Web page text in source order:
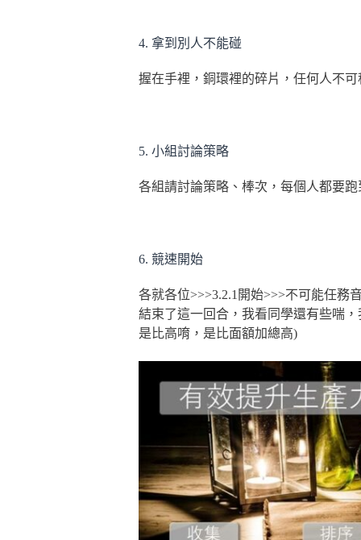
4. 拿到別人不能碰
握在手裡，銅環裡的碎片，任何人不可
5. 小組討論策略
各組請討論策略、棒次，每個人都要
6. 競速開始
各就各位>>>3.2.1開始>>>不可能任務
結束了這一回合，我看同學還有些喘
是比高唷，是比面額加總高)